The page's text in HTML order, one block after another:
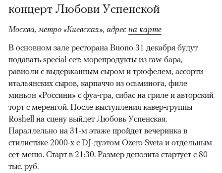
концерт Любови Успенской
Москва, метро «Киевская», адрес на карте
В основном зале ресторана Buono 31 декабря будут
подавать special-сет: морепродукты из raw-бара,
равиоли с выдержанным сыром и трюфелем, ассорти
итальянских сыров, карпаччо из осьминога, филе
миньон «Россини» с фуа-гра, сибас на гриле и авторский
торт с меренгой. После выступления кавер-группы
Roshell на сцену выйдет Любовь Успенская.
Параллельно на 31-м этаже пройдет вечеринка в
стилистике 2000-х с DJ-дуэтом Ozero Sveta и отдельным
сет-меню. Старт в 21:30. Размер депозита стартует с 80
тыс. руб.